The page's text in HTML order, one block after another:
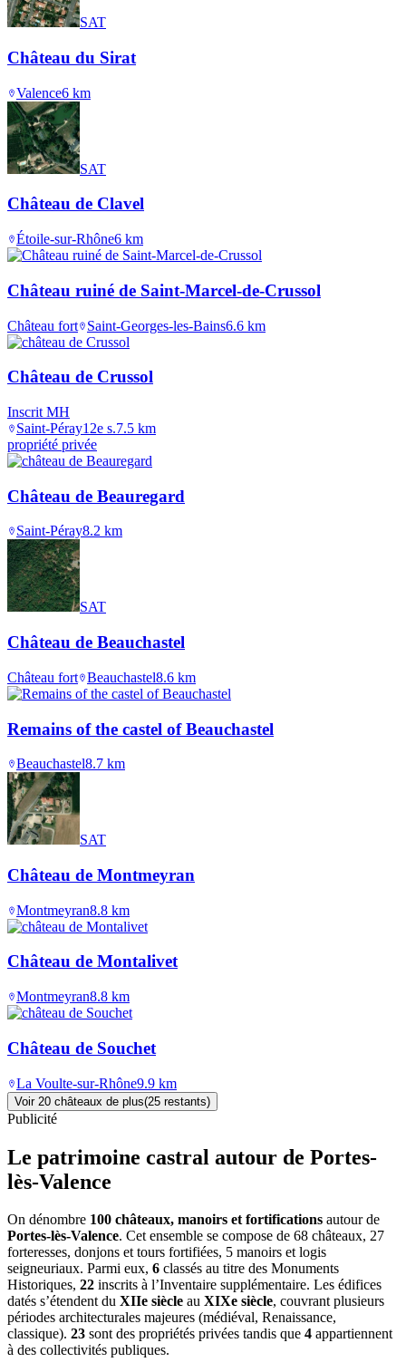
SAT
Château du Sirat
Valence6 km
SAT
Château de Clavel
Étoile-sur-Rhône6 km
Château ruiné de Saint-Marcel-de-Crussol
Château fort Saint-Georges-les-Bains6.6 km
Château de Crussol
Inscrit MH
Saint-Péray12e s.7.5 km
propriété privée
Château de Beauregard
Saint-Péray8.2 km
SAT
Château de Beauchastel
Château fort Beauchastel8.6 km
Remains of the castel of Beauchastel
Beauchastel8.7 km
SAT
Château de Montmeyran
Montmeyran8.8 km
Château de Montalivet
Montmeyran8.8 km
Château de Souchet
La Voulte-sur-Rhône9.9 km
Voir 20 châteaux de plus(25 restants)
Publicité
Le patrimoine castral autour de Portes-
lès-Valence
On dénombre 100 châteaux, manoirs et fortifications autour de
Portes-lès-Valence. Cet ensemble se compose de 68 châteaux, 27
forteresses, donjons et tours fortifiées, 5 manoirs et logis
seigneuriaux. Parmi eux, 6 classés au titre des Monuments
Historiques, 22 inscrits à l’Inventaire supplémentaire. Les édifices
datés s’étendent du XIIe siècle au XIXe siècle, couvrant plusieurs
périodes architecturales majeures (médiéval, Renaissance,
classique). 23 sont des propriétés privées tandis que 4 appartiennent
à des collectivités publiques.